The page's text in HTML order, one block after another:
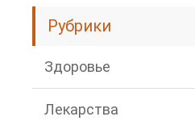
Рубрики
Здоровье
Лекарства